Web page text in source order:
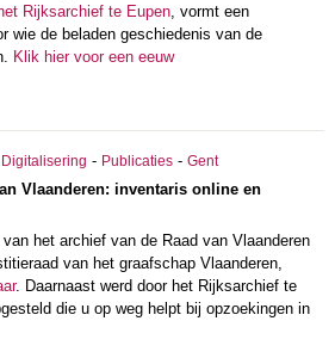
het Rijksarchief te Eupen, vormt een
wie de beladen geschiedenis van de
Klik hier voor een eeuw
Digitalisering - Publicaties- Gent
Vlaanderen: inventaris online en
het archief van de Raad van Vlaanderen
van het graafschap Vlaanderen,
. Daarnaast werd door het Rijksarchief te
die u op weg helpt bij opzoekingen in